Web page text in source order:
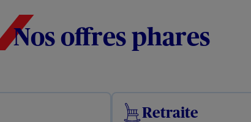
Nos offres phares
Retraite